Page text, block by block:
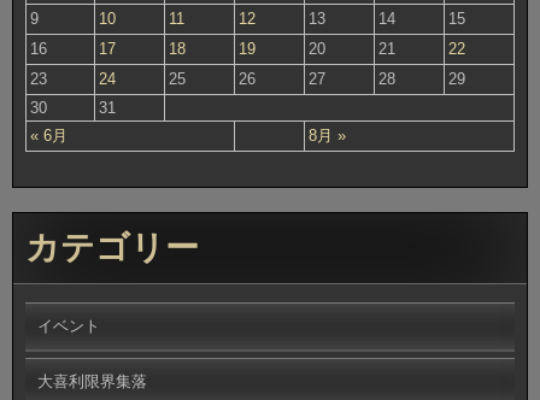
« 6月 8月 »
9
10 11 12 13 14
15
16
17 18 19 20 21
22
23
24 25 26 27 28
29
30
31
カテゴリー
イベント
大喜利限界集落